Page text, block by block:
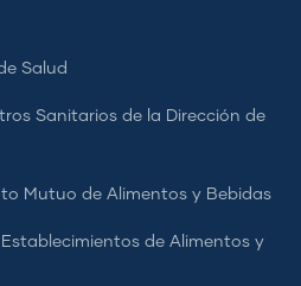
Salud
Sanitarios de la Dirección de
Mutuo de Alimentos y Bebidas
de Alimentos y